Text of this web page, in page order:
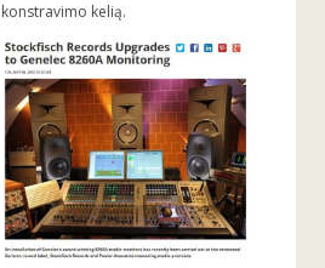
konstravimo kelią.